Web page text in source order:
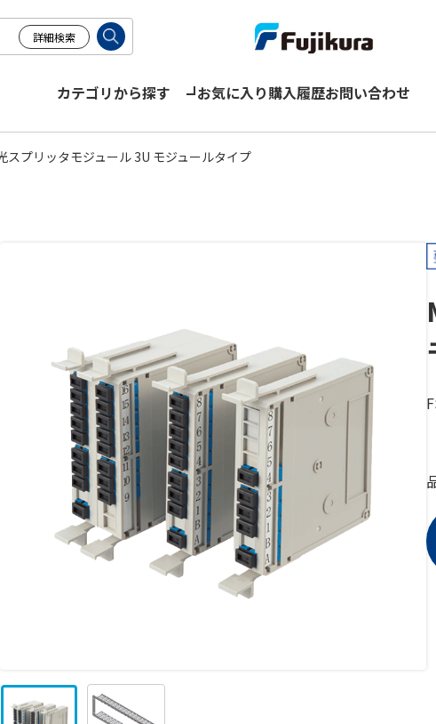
カテゴリから探す お気に入り購入履歴お問い合わせ
スプリッタモジュール 3U モジュールタイプ